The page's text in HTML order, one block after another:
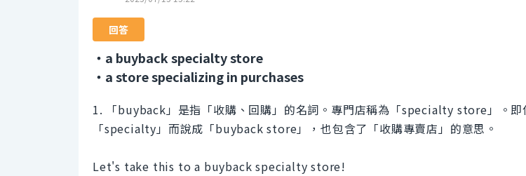
回答
・a buyback specialty store
・a store specializing in purchases
1. 「buyback」是指「收購、回購」的名詞。專門店稱為「specialty store」。即
「specialty」而說成「buyback store」，也包含了「收購專賣店」的意思。
Let's take this to a buyback specialty store!